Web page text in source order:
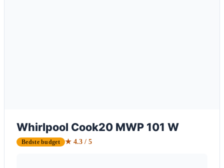
Whirlpool Cook20 MWP 101 W
Bedste budget ★ 4.3 / 5